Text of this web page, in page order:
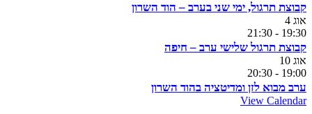
קבוצת תרגול, ימי שני בערב – הוד השרון
אוג 4
19:30
-
21:30
קבוצת תרגול שלישי ערב – חיפה
אוג 10
19:00
-
20:30
ערב מבוא לזן ומדיטציה בהוד השרון
View Calendar